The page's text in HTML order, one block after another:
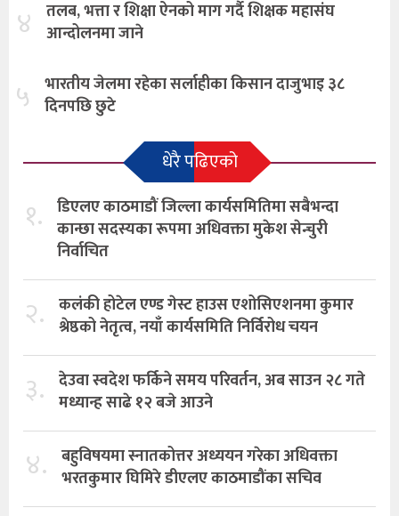
४ तलब, भत्ता र शिक्षा ऐनको माग गर्दै शिक्षक महासंघ
आन्दोलनमा जाने
५ भारतीय जेलमा रहेका सर्लाहीका किसान दाजुभाइ ३८
दिनपछि छुटे
धेरै पढिएको
१. डिएलए काठमाडौं जिल्ला कार्यसमितिमा सबैभन्दा
कान्छा सदस्यका रूपमा अधिवक्ता मुकेश सेन्चुरी
निर्वाचित
२. कलंकी होटेल एण्ड गेस्ट हाउस एशोसिएशनमा कुमार
श्रेष्ठको नेतृत्व, नयाँ कार्यसमिति निर्विरोध चयन
३. देउवा स्वदेश फर्किने समय परिवर्तन, अब साउन २८ गते
मध्यान्ह साढे १२ बजे आउने
४. बहुविषयमा स्नातकोत्तर अध्ययन गरेका अधिवक्ता
भरतकुमार घिमिरे डीएलए काठमाडौंका सचिव